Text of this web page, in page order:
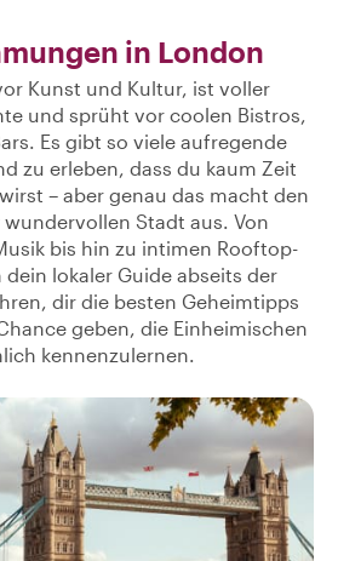
in London
Kunst und Kultur, ist voller
und sprüht vor coolen Bistros,
Es gibt so viele aufregende
zu erleben, dass du kaum Zeit
– aber genau das macht den
Stadt aus. Von
bis hin zu intimen Rooftop-
dein lokaler Guide abseits der
dir die besten Geheimtipps
geben, die Einheimischen
kennenzulernen.